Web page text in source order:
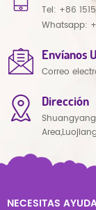
Tel: +86
Whatsapp:
Envíanos
Correo
Dirección
NECESITAS